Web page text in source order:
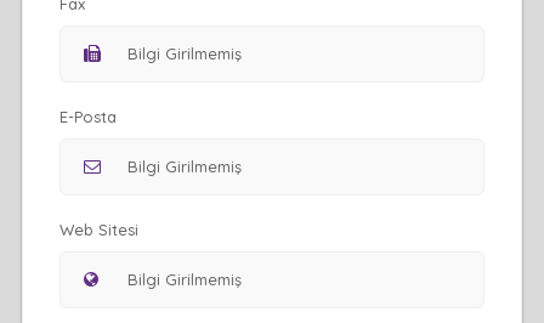
Fax
E-Posta
Web Sitesi